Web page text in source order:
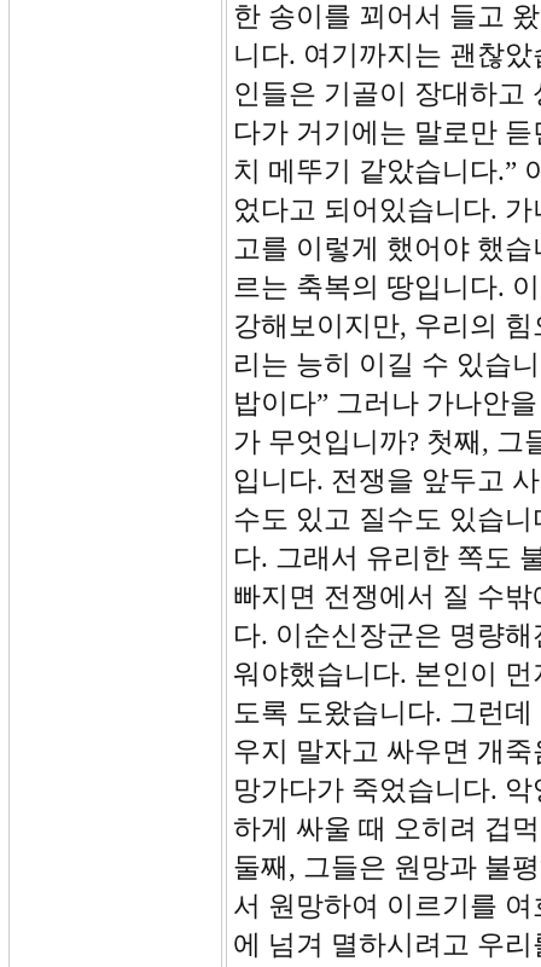
한 송이를 꾀어서 들고
니다. 여기까지는 괜찮
인들은 기골이 장대하고
다가 거기에는 말로만
치 메뚜기 같았습니다.”
었다고 되어있습니다.
고를 이렇게 했어야 했
르는 축복의 땅입니다.
강해보이지만, 우리의
리는 능히 이길 수 있습
밥이다” 그러나 가나안
가 무엇입니까? 첫째, 그
입니다. 전쟁을 앞두고
수도 있고 질수도 있습
다. 그래서 유리한 쪽도
빠지면 전쟁에서 질 수
다. 이순신장군은 명량
워야했습니다. 본인이
도록 도왔습니다. 그런
우지 말자고 싸우면 개
망가다가 죽었습니다.
하게 싸울 때 오히려 겁
둘째, 그들은 원망과 불
서 원망하여 이르기를
에 넘겨 멸하시려고 우